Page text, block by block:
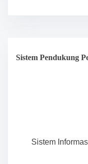
Sistem Pendukung
Sistem